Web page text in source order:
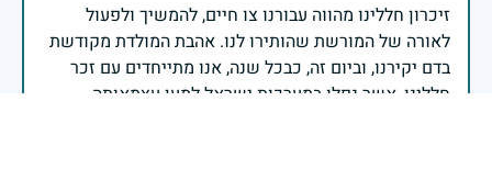
זיכרון חללינו מהווה עבורנו צו חיים, להמשיך ולפעול
לאורה של המורשת שהותירו לנו. אהבת המולדת מקודשת
בדם יקירנו, וביום זה, כבכל שנה, אנו מתייחדים עם זכר
חללינו, אשר נפלו במערכות ישראל למען עצמאותה